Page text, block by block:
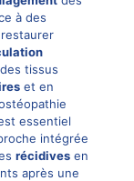
à des
tissus
et en
essentiel
intégrée
récidivesen
après une